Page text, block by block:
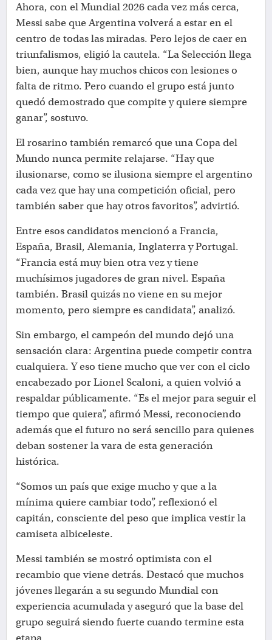
Ahora, con el Mundial 2026 cada vez más cerca,
Messi sabe que Argentina volverá a estar en el
centro de todas las miradas. Pero lejos de caer en
triunfalismos, eligió la cautela. “La Selección llega
bien, aunque hay muchos chicos con lesiones o
falta de ritmo. Pero cuando el grupo está junto
quedó demostrado que compite y quiere siempre
ganar”, sostuvo.
El rosarino también remarcó que una Copa del
Mundo nunca permite relajarse. “Hay que
ilusionarse, como se ilusiona siempre el argentino
cada vez que hay una competición oficial, pero
también saber que hay otros favoritos”, advirtió.
Entre esos candidatos mencionó a Francia,
España, Brasil, Alemania, Inglaterra y Portugal.
“Francia está muy bien otra vez y tiene
muchísimos jugadores de gran nivel. España
también. Brasil quizás no viene en su mejor
momento, pero siempre es candidata”, analizó.
Sin embargo, el campeón del mundo dejó una
sensación clara: Argentina puede competir contra
cualquiera. Y eso tiene mucho que ver con el ciclo
encabezado por Lionel Scaloni, a quien volvió a
respaldar públicamente. “Es el mejor para seguir el
tiempo que quiera”, afirmó Messi, reconociendo
además que el futuro no será sencillo para quienes
deban sostener la vara de esta generación
histórica.
“Somos un país que exige mucho y que a la
mínima quiere cambiar todo”, reflexionó el
capitán, consciente del peso que implica vestir la
camiseta albiceleste.
Messi también se mostró optimista con el
recambio que viene detrás. Destacó que muchos
jóvenes llegarán a su segundo Mundial con
experiencia acumulada y aseguró que la base del
grupo seguirá siendo fuerte cuando termine esta